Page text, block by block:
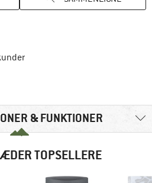
certificeret - oplysningerne får du
& FUNKTIONER
TOPSELLERE